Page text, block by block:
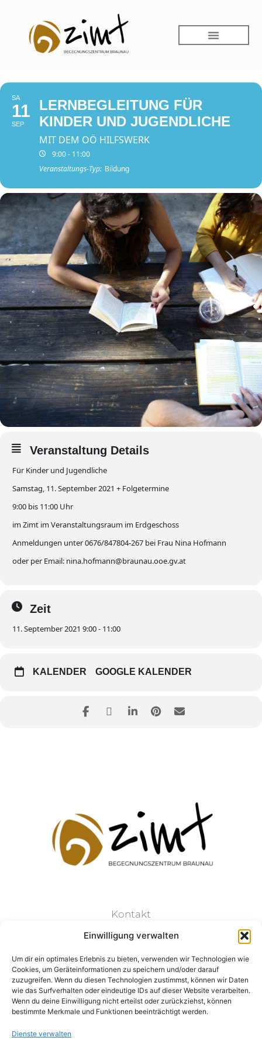
Einwilligung verwalten
Um dir ein optimales Erlebnis zu bieten, verwenden wir Technologien wie
Cookies, um Geräteinformationen zu speichern und/oder darauf
zuzugreifen. Wenn du diesen Technologien zustimmst, können wir Daten
wie das Surfverhalten oder eindeutige IDs auf dieser Website verarbeiten.
Wenn du deine Einwilligung nicht erteilst oder zurückziehst, können
bestimmte Merkmale und Funktionen beeinträchtigt werden.
Dienste verwalten
SA
11
SEP
LERNBEGLEITUNG FÜR
KINDER UND JUGENDLICHE
MIT DEM OÖ HILFSWERK
9:00 - 11:00
Veranstaltungs-Typ: Bildung
Veranstaltung Details
Für Kinder und Jugendliche
Samstag, 11. September 2021 + Folgetermine
9:00 bis 11:00 Uhr
im Zimt im Veranstaltungsraum im Erdgeschoss
Anmeldungen unter 0676/847804-267 bei Frau Nina Hofmann
oder per Email: nina.hofmann@braunau.ooe.gv.at
Zeit
11. September 2021 9:00 - 11:00
KALENDER GOOGLE KALENDER
Kontakt
Impressum